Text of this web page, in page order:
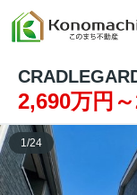
2,690万円
1 /24